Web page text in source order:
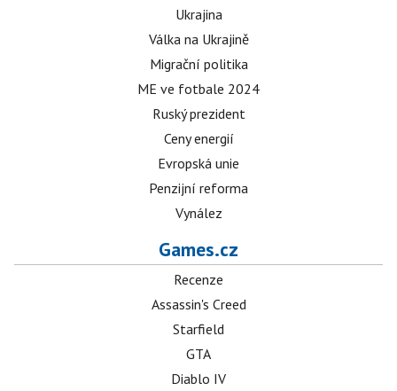
Ukrajina
Válka na Ukrajině
Migrační politika
ME ve fotbale 2024
Ruský prezident
Ceny energií
Evropská unie
Penzijní reforma
Vynález
Games.cz
Recenze
Assassin's Creed
Starfield
GTA
Diablo IV